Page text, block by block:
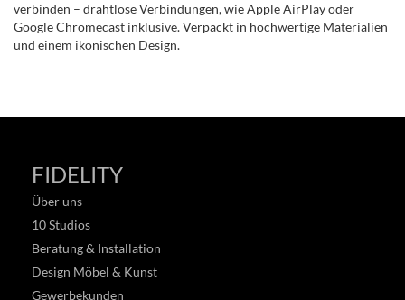
verbinden – drahtlose Verbindungen, wie Apple AirPlay oder
Google Chromecast inklusive. Verpackt in hochwertige Materialien
und einem ikonischen Design.
FIDELITY
Über uns
10 Studios
Beratung & Installation
Design Möbel & Kunst
Gewerbekunden